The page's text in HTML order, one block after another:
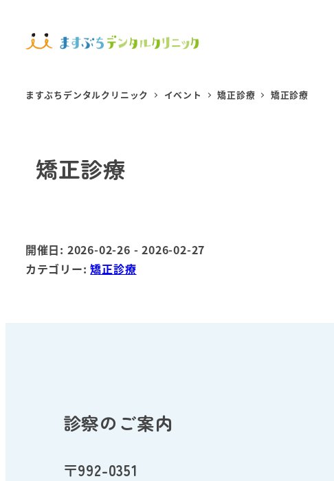
ますぶちデンタルクリニック イベント 矯正診療 矯正診療
矯正診療
開催日: 2026-02-26 - 2026-02-27
カテゴリー:矯正診療
診察のご案内
〒992-0351